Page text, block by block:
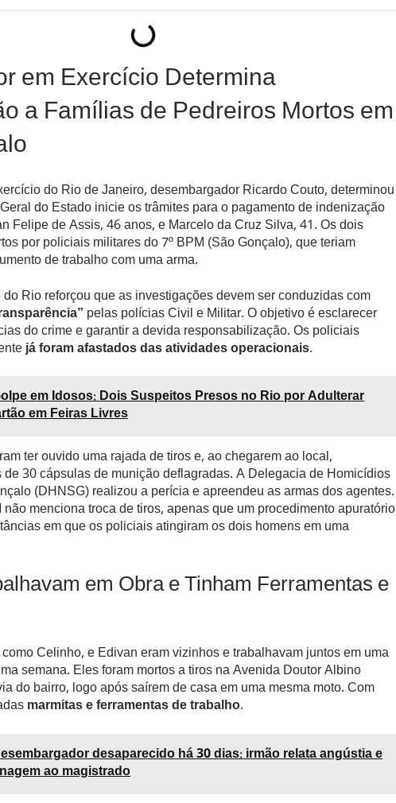
em Exercício Determina
a Famílias de Pedreiros Mortos em
do Rio de Janeiro, desembargador Ricardo Couto, determinou
do Estado inicie os trâmites para o pagamento de indenização
Felipe de Assis, 46 anos, e Marcelo da Cruz Silva, 41. Os dois
por policiais militares do 7º BPM (São Gonçalo), que teriam
de trabalho com uma arma.
Rio reforçou que as investigações devem ser conduzidas com
pelas polícias Civil e Militar. O objetivo é esclarecer
do crime e garantir a devida responsabilização. Os policiais
já foram afastados das atividades operacionais.
em Idosos: Dois Suspeitos Presos no Rio por Adulterar
em Feiras Livres
ter ouvido uma rajada de tiros e, ao chegarem ao local,
30 cápsulas de munição deflagradas. A Delegacia de Homicídios
(DHNSG) realizou a perícia e apreendeu as armas dos agentes.
menciona troca de tiros, apenas que um procedimento apuratório
em que os policiais atingiram os dois homens em uma
em Obra e Tinham Ferramentas e
Celinho, e Edivan eram vizinhos e trabalhavam juntos em uma
semana. Eles foram mortos a tiros na Avenida Doutor Albino
do bairro, logo após saírem de casa em uma mesma moto. Com
marmitas e ferramentas de trabalho.
desaparecido há 30 dias: irmão relata angústia e
ao magistrado